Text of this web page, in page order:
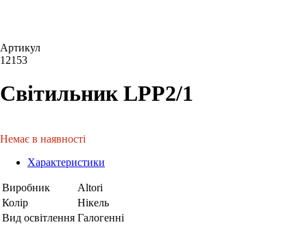
Артикул
12153
Світильник LPР2/1
Немає в наявності
Характеристики
Виробник
Altori
Колір
Нікель
Вид освітлення Галогенні